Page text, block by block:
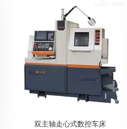
双主轴走心式数控车床